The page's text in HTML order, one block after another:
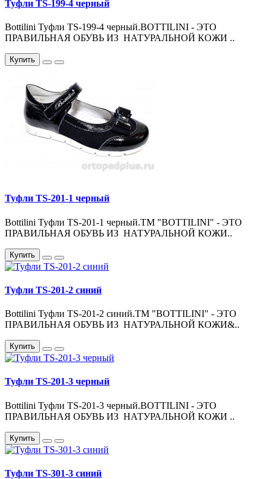
Туфли TS-199-4 черный
Bottilini Туфли TS-199-4 черный.BOTTILINI - ЭТО
ПРАВИЛЬНАЯ ОБУВЬ ИЗ НАТУРАЛЬНОЙ КОЖИ ..
Купить
Туфли TS-201-1 черный
Bottilini Туфли TS-201-1 черный.ТМ "BOTTILINI" - ЭТО
ПРАВИЛЬНАЯ ОБУВЬ ИЗ НАТУРАЛЬНОЙ КОЖИ..
Купить
Туфли TS-201-2 синий
Bottilini Туфли TS-201-2 синий.ТМ "BOTTILINI" - ЭТО
ПРАВИЛЬНАЯ ОБУВЬ ИЗ НАТУРАЛЬНОЙ КОЖИ&..
Купить
Туфли TS-201-3 черный
Bottilini Туфли TS-201-3 черный.BOTTILINI - ЭТО
ПРАВИЛЬНАЯ ОБУВЬ ИЗ НАТУРАЛЬНОЙ КОЖИ ..
Купить
Туфли TS-301-3 синий